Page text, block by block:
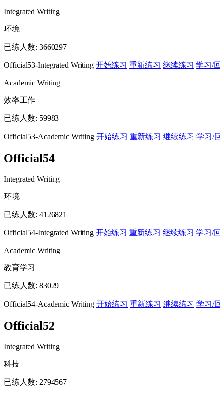
Integrated Writing
环境
已练人数: 3660297
Official53-Integrated Writing 开始练习 重新练习 继续练习 学习/
Academic Writing
效率工作
已练人数: 59983
Official53-Academic Writing 开始练习 重新练习 继续练习 学习/
Official54
Integrated Writing
环境
已练人数: 4126821
Official54-Integrated Writing 开始练习 重新练习 继续练习 学习/
Academic Writing
教育学习
已练人数: 83029
Official54-Academic Writing 开始练习 重新练习 继续练习 学习/
Official52
Integrated Writing
科技
已练人数: 2794567